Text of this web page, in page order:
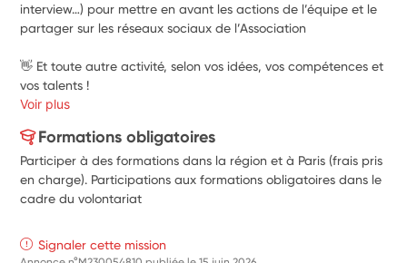
interview…) pour mettre en avant les actions de l’équipe et le
partager sur les réseaux sociaux de l’Association
👋 Et toute autre activité, selon vos idées, vos compétences et
vos talents !
Voir plus
Formations obligatoires
Participer à des formations dans la région et à Paris (frais pris
en charge). Participations aux formations obligatoires dans le
cadre du volontariat
Signaler cette mission